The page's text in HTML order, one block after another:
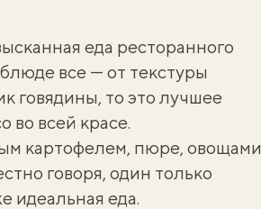
еда ресторанного
все — от текстуры
говядины, то это лучшее
во всей красе.
картофелем, пюре, овощами
говоря, один только
идеальная еда.